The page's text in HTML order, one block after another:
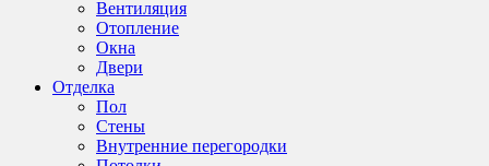
Вентиляция
Отопление
Окна
Двери
Отделка
Пол
Стены
Внутренние перегородки